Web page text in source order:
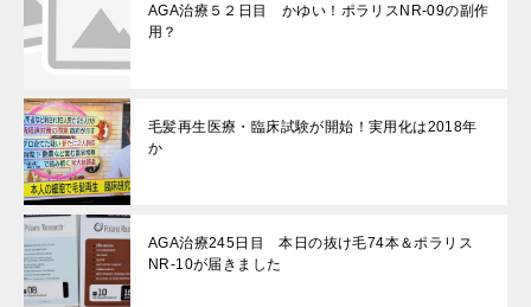
AGA治療５２日目 かゆい！ポラリスNR-09の副作
用？
毛髪再生医療・臨床試験が開始！実用化は2018年
か
AGA治療245日目 本日の抜け毛74本＆ポラリス
NR-10が届きました